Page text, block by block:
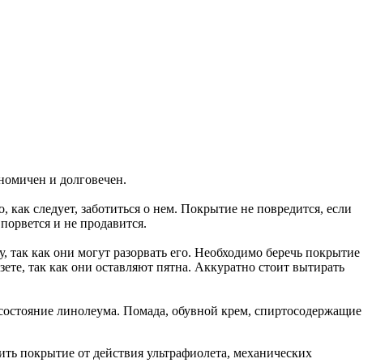
и долговечен.
следует, заботиться о нем. Покрытие не повредится, если
и не продавится.
как они могут разорвать его. Необходимо беречь покрытие
так как они оставляют пятна. Аккуратно стоит вытирать
линолеума. Помада, обувной крем, спиртосодержащие
покрытие от действия ультрафиолета, механических